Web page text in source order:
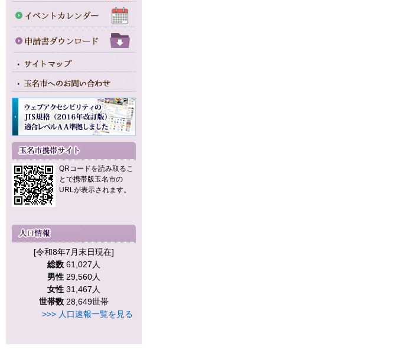
QRコードを読み取るこ
とで携帯版玉名市の
URLが表示されます。
[令和8年7月末日現在]
総数 61,027人
男性 29,560人
女性 31,467人
世帯数 28,649世帯
>>> 人口速報一覧を見る